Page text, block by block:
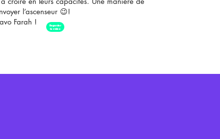
Regarder
la vidéo
l’ascenseur 😉!
Farah !